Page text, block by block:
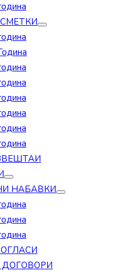
НАБАВКИ
ДОГОВОРИ